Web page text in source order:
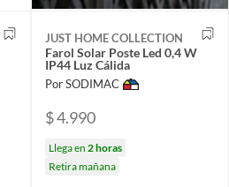
JUST HOME COLLECTION
Farol Solar Poste Led 0,4 W
IP44 Luz Cálida
Por SODIMAC
$ 4.990
Llega en 2 horas
Retira mañana